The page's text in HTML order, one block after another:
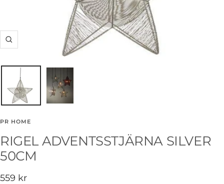
Zooma
PR HOME
RIGEL ADVENTSSTJÄRNA SILVER
50CM
Rea-
559 kr